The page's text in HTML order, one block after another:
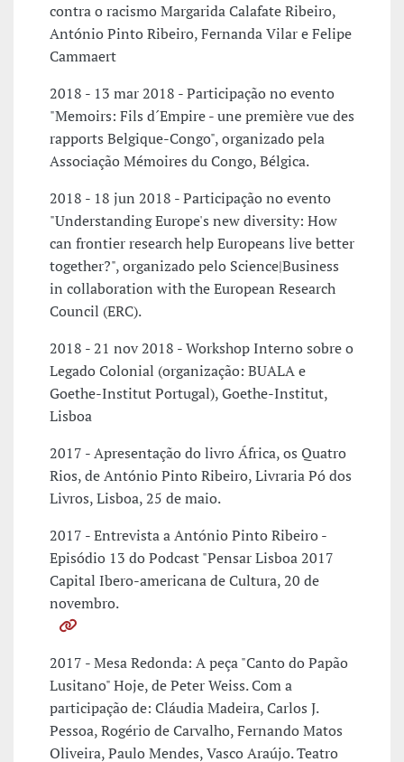
contra o racismo Margarida Calafate Ribeiro,
António Pinto Ribeiro, Fernanda Vilar e Felipe
Cammaert
2018 - 13 mar 2018 - Participação no evento
"Memoirs: Fils d´Empire - une première vue des
rapports Belgique-Congo", organizado pela
Associação Mémoires du Congo, Bélgica.
2018 - 18 jun 2018 - Participação no evento
"Understanding Europe's new diversity: How
can frontier research help Europeans live better
together?", organizado pelo Science|Business
in collaboration with the European Research
Council (ERC).
2018 - 21 nov 2018 - Workshop Interno sobre o
Legado Colonial (organização: BUALA e
Goethe-Institut Portugal), Goethe-Institut,
Lisboa
2017 - Apresentação do livro África, os Quatro
Rios, de António Pinto Ribeiro, Livraria Pó dos
Livros, Lisboa, 25 de maio.
2017 - Entrevista a António Pinto Ribeiro -
Episódio 13 do Podcast "Pensar Lisboa 2017
Capital Ibero-americana de Cultura, 20 de
novembro.
2017 - Mesa Redonda: A peça "Canto do Papão
Lusitano" Hoje, de Peter Weiss. Com a
participação de: Cláudia Madeira, Carlos J.
Pessoa, Rogério de Carvalho, Fernando Matos
Oliveira, Paulo Mendes, Vasco Araújo. Teatro